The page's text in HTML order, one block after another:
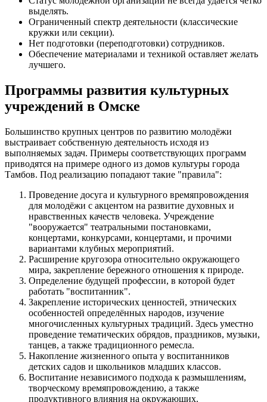
выделять.
Ограниченный спектр деятельности (классические
кружки или секции).
Нет подготовки (переподготовки) сотрудников.
Обеспечение материалами и техникой оставляет желать
лучшего.
Программы развития культурных
учреждений в Омске
Большинство крупных центров по развитию молодёжи
выстраивает собственную деятельность исходя из
выполняемых задач. Примеры соответствующих программ
приводятся на примере одного из домов культуры города
Тамбов. Под реализацию попадают такие "правила":
Проведение досуга и культурного времяпровождения
для молодёжи с акцентом на развитие духовных и
нравственных качеств человека. Учреждение
"вооружается" театральными постановками,
концертами, конкурсами, концертами, и прочими
вариантами клубных мероприятий.
Расширение кругозора относительно окружающего
мира, закрепление бережного отношения к природе.
Определение будущей профессии, в которой будет
работать "воспитанник".
Закрепление исторических ценностей, этнических
особенностей определённых народов, изучение
многочисленных культурных традиций. Здесь уместно
проведение тематических обрядов, праздников, музыки,
танцев, а также традиционного ремесла.
Накопление жизненного опыта у воспитанников
детских садов и школьников младших классов.
Воспитание независимого подхода к размышлениям,
творческому времяпровождению, а также
продуктивного влияния на окружающих.